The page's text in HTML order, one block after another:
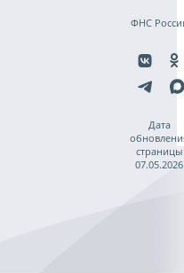
ФНС
Дата
страницы
07.05.2026